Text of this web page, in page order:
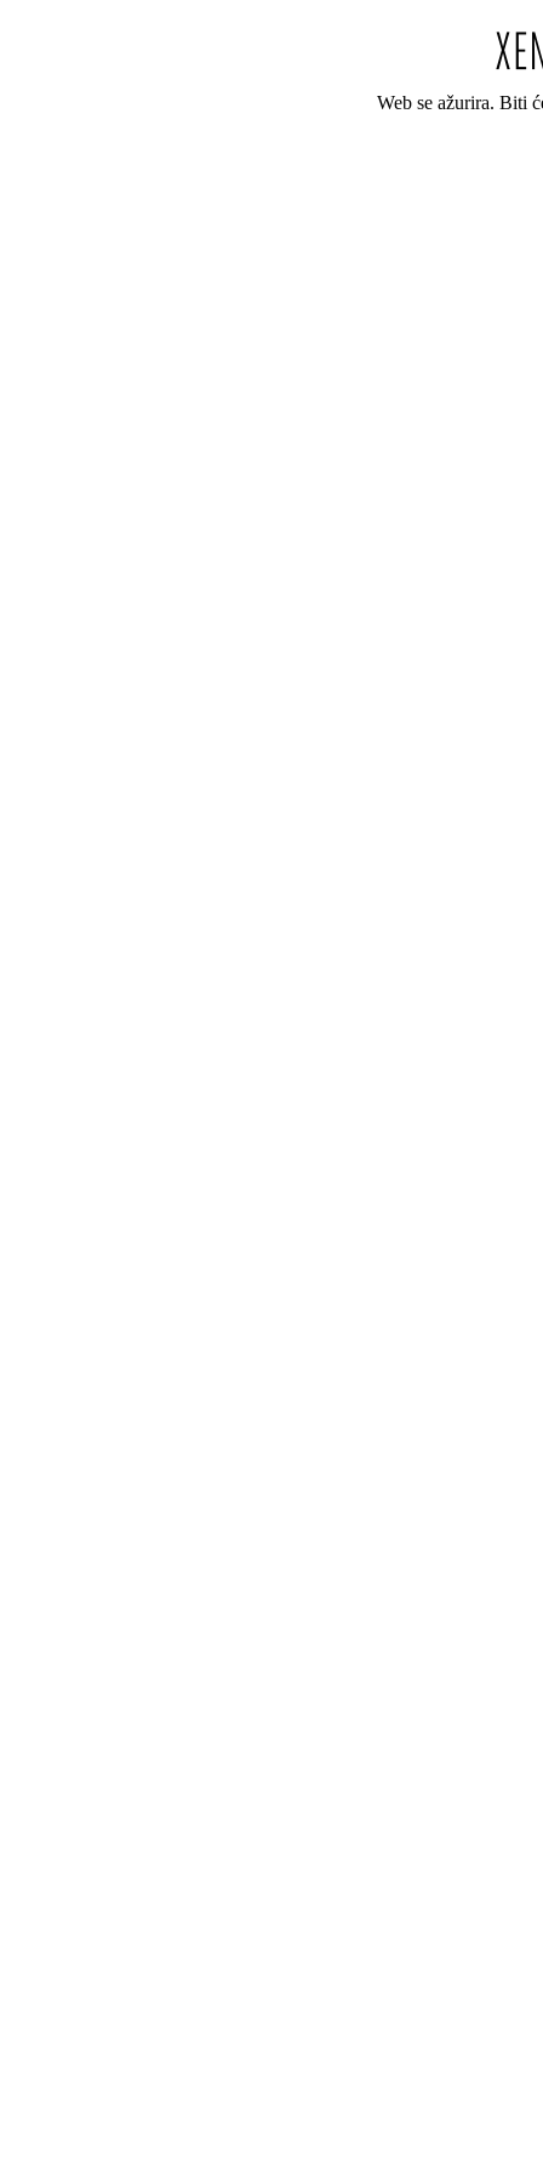
Web se ažurira. Biti